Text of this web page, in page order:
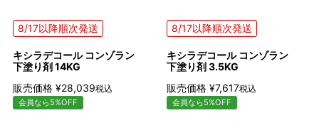
8/17以降順次発送
キシラデコール コンゾラン
下塗り剤 14KG
販売価格 ¥28,039税込
会員なら5%OFF
8/17以降順次発送
キシラデコール コンゾラン
下塗り剤 3.5KG
販売価格 ¥7,617税込
会員なら5%OFF